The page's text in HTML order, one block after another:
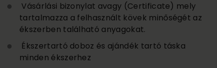
Vásárlási bizonylat avagy (Certificate) mely
tartalmazza a felhasznált kövek minőségét az
ékszerben található anyagokat.
Ékszertartó doboz és ajándék tartó táska
minden ékszerhez